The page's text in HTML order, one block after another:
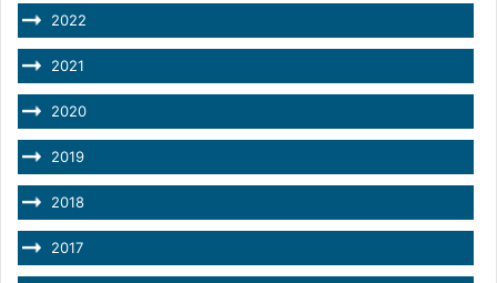
2022
2021
2020
2019
2018
2017